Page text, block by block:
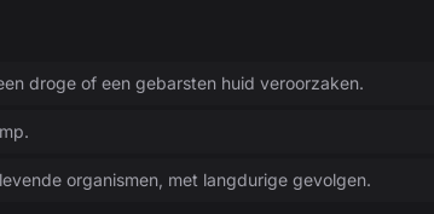
droge of een gebarsten huid veroorzaken.
organismen, met langdurige gevolgen.